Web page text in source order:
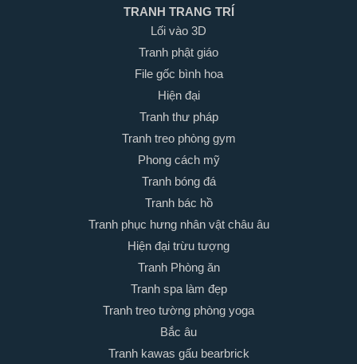
TRANH TRANG TRÍ
Lối vào 3D
Tranh phật giáo
File gốc bình hoa
Hiện đại
Tranh thư pháp
Tranh treo phòng gym
Phong cách mỹ
Tranh bóng đá
Tranh bác hồ
Tranh phục hưng nhân vật châu âu
Hiện đại trừu tượng
Tranh Phòng ăn
Tranh spa làm đẹp
Tranh treo tường phòng yoga
Bắc âu
Tranh kawas gấu bearbrick